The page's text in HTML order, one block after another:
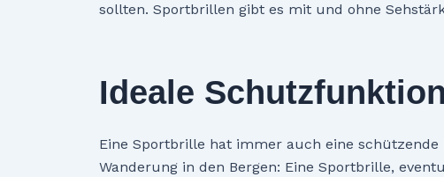
sollten. Sportbrillen gibt es mit und ohne
Ideale Schutzfunktion
Eine Sportbrille hat immer auch eine
Wanderung in den Bergen: Eine Sportbrille,